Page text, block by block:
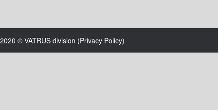
2020 © VATRUS division (Privacy Policy)